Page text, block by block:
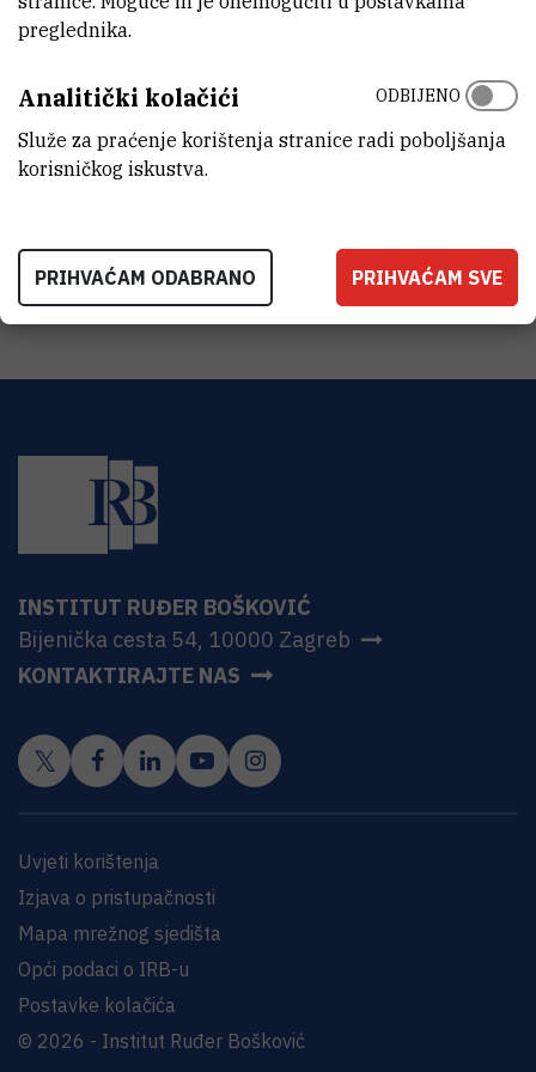
STATUS
103.362HRK
INSTITUT RUĐER BOŠKOVIĆ
Bijenička cesta 54, 10000 Zagreb
KONTAKTIRAJTE NAS
Uvjeti korištenja
Izjava o pristupačnosti
Mapa mrežnog sjedišta
Opći podaci o IRB-u
Postavke kolačića
© 2026 - Institut Ruđer Bošković
preglednika.
Analitički kolačići
Služe za praćenje korištenja stranice radi poboljšanja
korisničkog iskustva.
ODBIJENO
PRIHVAĆAM ODABRANO PRIHVAĆAM SVE